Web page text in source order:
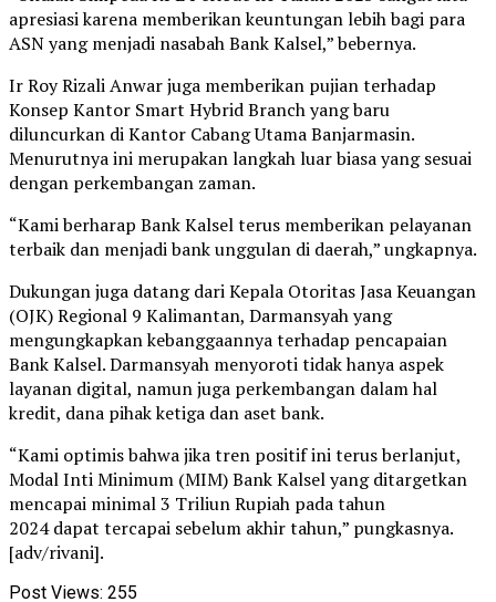
apresiasi karena memberikan keuntungan lebih bagi para
ASN yang menjadi nasabah Bank Kalsel,” bebernya.
Ir Roy Rizali Anwar juga memberikan pujian terhadap
Konsep Kantor Smart Hybrid Branch yang baru
diluncurkan di Kantor Cabang Utama Banjarmasin.
Menurutnya ini merupakan langkah luar biasa yang sesuai
dengan perkembangan zaman.
“Kami berharap Bank Kalsel terus memberikan pelayanan
terbaik dan menjadi bank unggulan di daerah,” ungkapnya.
Dukungan juga datang dari Kepala Otoritas Jasa Keuangan
(OJK) Regional 9 Kalimantan, Darmansyah yang
mengungkapkan kebanggaannya terhadap pencapaian
Bank Kalsel. Darmansyah menyoroti tidak hanya aspek
layanan digital, namun juga perkembangan dalam hal
kredit, dana pihak ketiga dan aset bank.
“Kami optimis bahwa jika tren positif ini terus berlanjut,
Modal Inti Minimum (MIM) Bank Kalsel yang ditargetkan
mencapai minimal 3 Triliun Rupiah pada tahun
2024 dapat tercapai sebelum akhir tahun,” pungkasnya.
[adv/rivani].
Post Views: 255